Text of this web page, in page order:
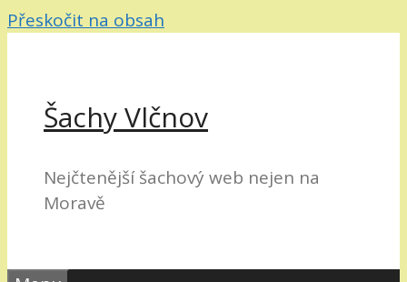
Přeskočit na obsah
Šachy Vlčnov
Nejčtenější šachový web nejen na
Moravě